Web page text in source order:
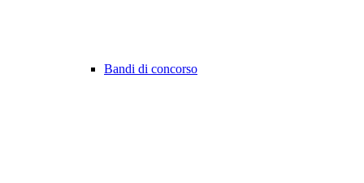
Bandi di concorso